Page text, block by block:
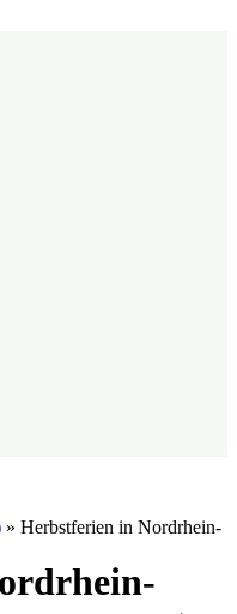
» Herbstferien in Nordrhein-